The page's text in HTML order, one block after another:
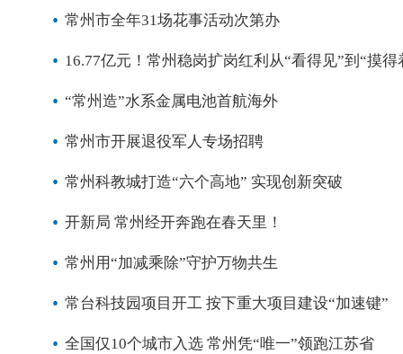
常州市全年31场花事活动次第办
16.77亿元！常州稳岗扩岗红利从“看得见”到“摸得
“常州造”水系金属电池首航海外
常州市开展退役军人专场招聘
常州科教城打造“六个高地” 实现创新突破
开新局 常州经开奔跑在春天里！
常州用“加减乘除”守护万物共生
常台科技园项目开工 按下重大项目建设“加速键”
全国仅10个城市入选 常州凭“唯一”领跑江苏省